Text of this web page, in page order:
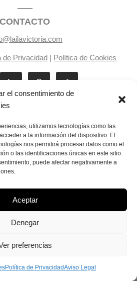
el consentimiento de
utilizamos tecnologías como las
a la información del dispositivo. El
nos permitirá procesar datos como el
o las identificaciones únicas en este sitio.
puede afectar negativamente a
Aceptar
Denegar
preferencias
Política de PrivacidadAviso Legal
CONTACTO
de Privacidad | Política de Cookies
© copyright 2025